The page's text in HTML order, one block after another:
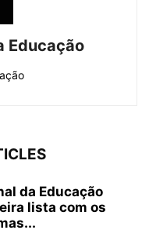
Educação
da Educação
lista com os